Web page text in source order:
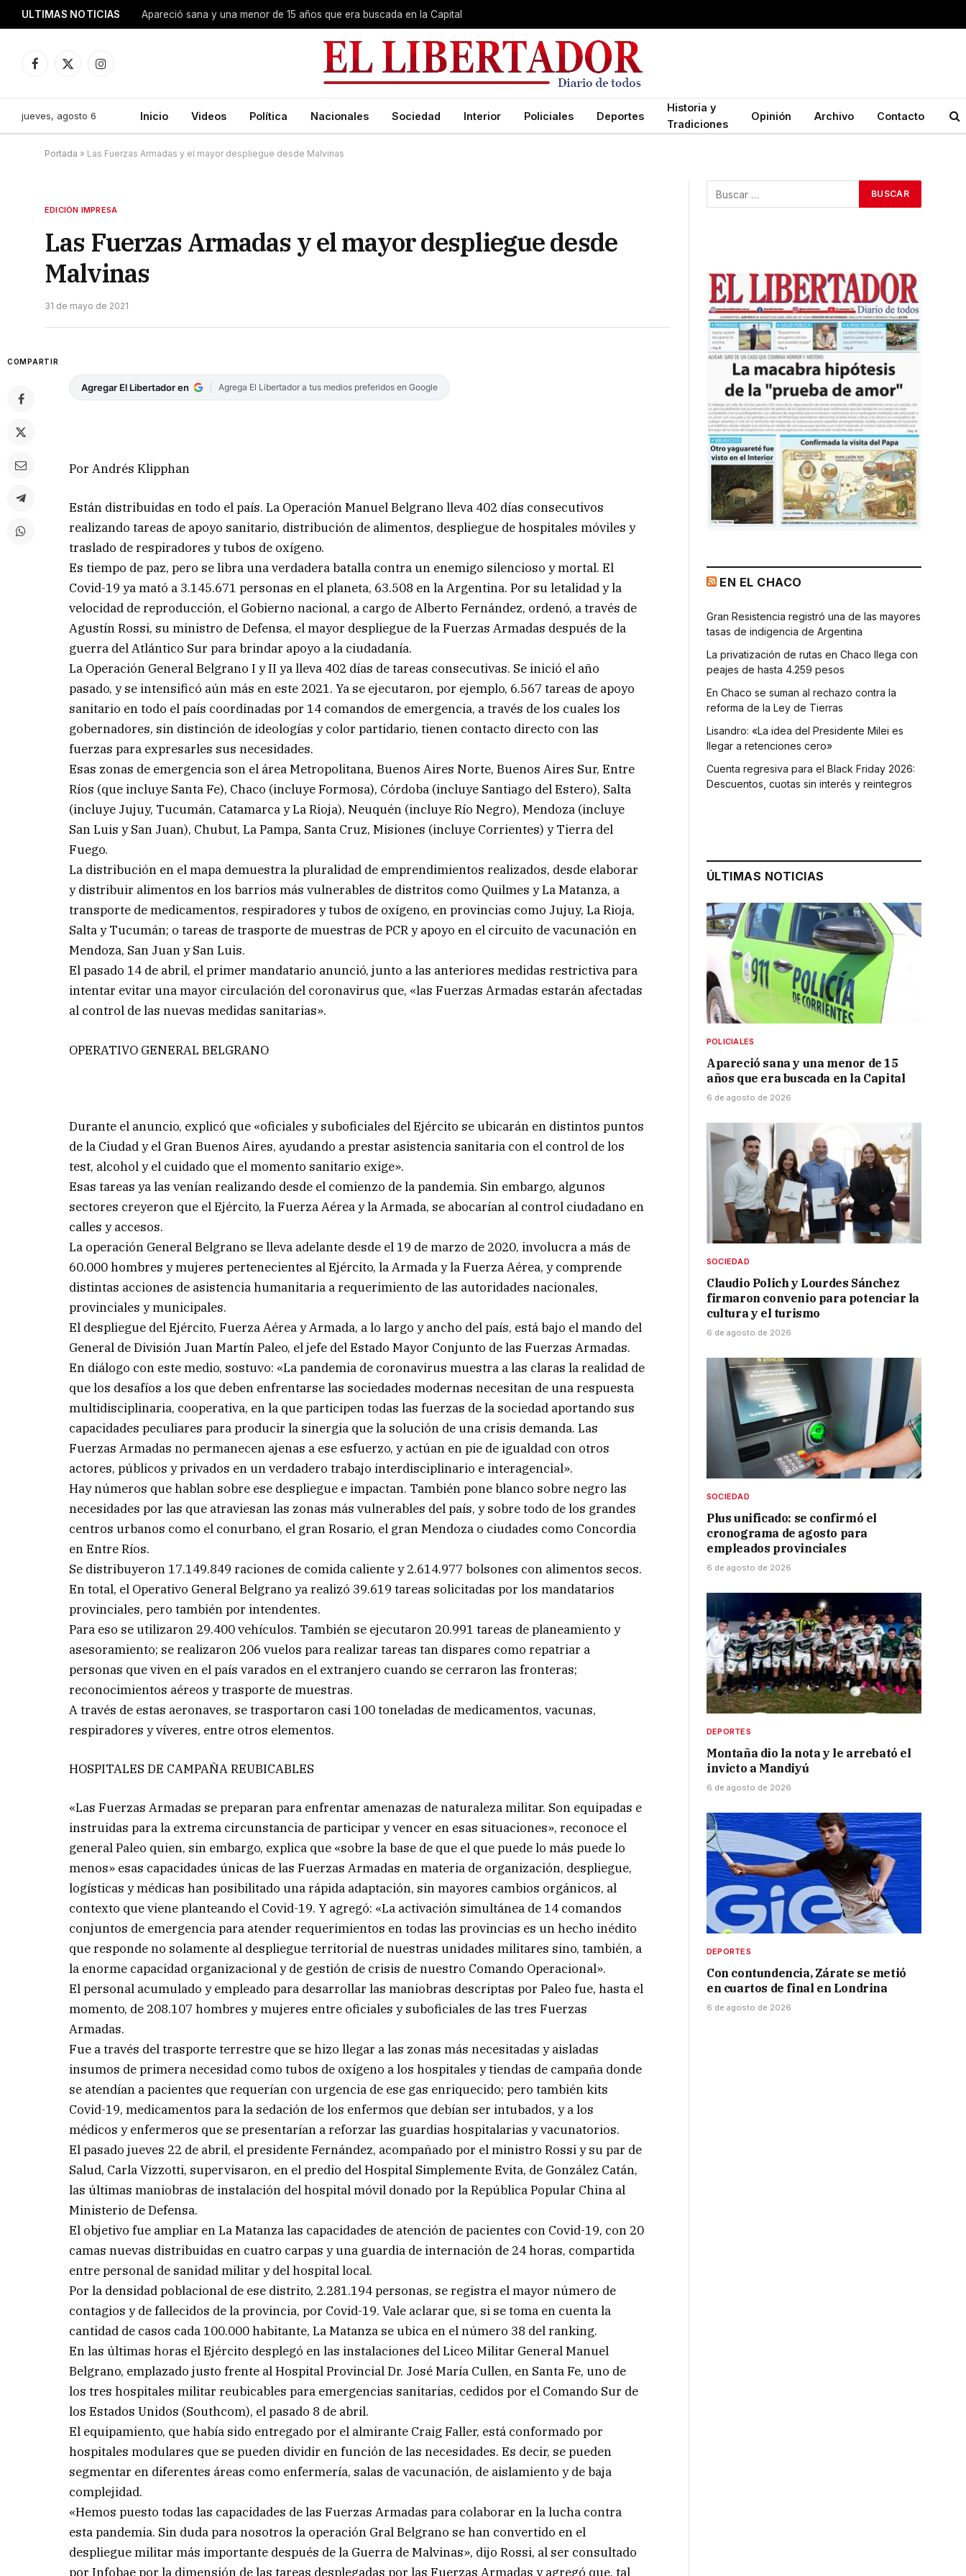
ULTIMAS NOTICIAS Apareció sana y una menor de 15 años que era buscada en la Capital
Facebook
X
Instagram
jueves, agosto 6 Inicio Videos Política Nacionales Sociedad Interior Policiales Deportes
Historia y
Tradiciones
Opinión Archivo Contacto
Portada » Las Fuerzas Armadas y el mayor despliegue desde Malvinas
EDICIÓN IMPRESA
Las Fuerzas Armadas y el mayor despliegue desde
Malvinas
31 de mayo de 2021
COMPARTIR
Agregar El Libertador en Agrega El Libertador a tus medios preferidos en Google
Por Andrés Klipphan
Están distribuidas en todo el país. La Operación Manuel Belgrano lleva 402 días consecutivos
realizando tareas de apoyo sanitario, distribución de alimentos, despliegue de hospitales móviles y
traslado de respiradores y tubos de oxígeno.
Es tiempo de paz, pero se libra una verdadera batalla contra un enemigo silencioso y mortal. El
Covid-19 ya mató a 3.145.671 personas en el planeta, 63.508 en la Argentina. Por su letalidad y la
velocidad de reproducción, el Gobierno nacional, a cargo de Alberto Fernández, ordenó, a través de
Agustín Rossi, su ministro de Defensa, el mayor despliegue de la Fuerzas Armadas después de la
guerra del Atlántico Sur para brindar apoyo a la ciudadanía.
La Operación General Belgrano I y II ya lleva 402 días de tareas consecutivas. Se inició el año
pasado, y se intensificó aún más en este 2021. Ya se ejecutaron, por ejemplo, 6.567 tareas de apoyo
sanitario en todo el país coordinadas por 14 comandos de emergencia, a través de los cuales los
gobernadores, sin distinción de ideologías y color partidario, tienen contacto directo con las
fuerzas para expresarles sus necesidades.
Esas zonas de emergencia son el área Metropolitana, Buenos Aires Norte, Buenos Aires Sur, Entre
Ríos (que incluye Santa Fe), Chaco (incluye Formosa), Córdoba (incluye Santiago del Estero), Salta
(incluye Jujuy, Tucumán, Catamarca y La Rioja), Neuquén (incluye Río Negro), Mendoza (incluye
San Luis y San Juan), Chubut, La Pampa, Santa Cruz, Misiones (incluye Corrientes) y Tierra del
Fuego.
La distribución en el mapa demuestra la pluralidad de emprendimientos realizados, desde elaborar
y distribuir alimentos en los barrios más vulnerables de distritos como Quilmes y La Matanza, a
transporte de medicamentos, respiradores y tubos de oxígeno, en provincias como Jujuy, La Rioja,
Salta y Tucumán; o tareas de trasporte de muestras de PCR y apoyo en el circuito de vacunación en
Mendoza, San Juan y San Luis.
El pasado 14 de abril, el primer mandatario anunció, junto a las anteriores medidas restrictiva para
intentar evitar una mayor circulación del coronavirus que, «las Fuerzas Armadas estarán afectadas
al control de las nuevas medidas sanitarias».
OPERATIVO GENERAL BELGRANO
Durante el anuncio, explicó que «oficiales y suboficiales del Ejército se ubicarán en distintos puntos
de la Ciudad y el Gran Buenos Aires, ayudando a prestar asistencia sanitaria con el control de los
test, alcohol y el cuidado que el momento sanitario exige».
Esas tareas ya las venían realizando desde el comienzo de la pandemia. Sin embargo, algunos
sectores creyeron que el Ejército, la Fuerza Aérea y la Armada, se abocarían al control ciudadano en
calles y accesos.
La operación General Belgrano se lleva adelante desde el 19 de marzo de 2020, involucra a más de
60.000 hombres y mujeres pertenecientes al Ejército, la Armada y la Fuerza Aérea, y comprende
distintas acciones de asistencia humanitaria a requerimiento de las autoridades nacionales,
provinciales y municipales.
El despliegue del Ejército, Fuerza Aérea y Armada, a lo largo y ancho del país, está bajo el mando del
General de División Juan Martín Paleo, el jefe del Estado Mayor Conjunto de las Fuerzas Armadas.
En diálogo con este medio, sostuvo: «La pandemia de coronavirus muestra a las claras la realidad de
que los desafíos a los que deben enfrentarse las sociedades modernas necesitan de una respuesta
multidisciplinaria, cooperativa, en la que participen todas las fuerzas de la sociedad aportando sus
capacidades peculiares para producir la sinergia que la solución de una crisis demanda. Las
Fuerzas Armadas no permanecen ajenas a ese esfuerzo, y actúan en pie de igualdad con otros
actores, públicos y privados en un verdadero trabajo interdisciplinario e interagencial».
Hay números que hablan sobre ese despliegue e impactan. También pone blanco sobre negro las
necesidades por las que atraviesan las zonas más vulnerables del país, y sobre todo de los grandes
centros urbanos como el conurbano, el gran Rosario, el gran Mendoza o ciudades como Concordia
en Entre Ríos.
Se distribuyeron 17.149.849 raciones de comida caliente y 2.614.977 bolsones con alimentos secos.
En total, el Operativo General Belgrano ya realizó 39.619 tareas solicitadas por los mandatarios
provinciales, pero también por intendentes.
Para eso se utilizaron 29.400 vehículos. También se ejecutaron 20.991 tareas de planeamiento y
asesoramiento; se realizaron 206 vuelos para realizar tareas tan dispares como repatriar a
personas que viven en el país varados en el extranjero cuando se cerraron las fronteras;
reconocimientos aéreos y trasporte de muestras.
A través de estas aeronaves, se trasportaron casi 100 toneladas de medicamentos, vacunas,
respiradores y víveres, entre otros elementos.
HOSPITALES DE CAMPAÑA REUBICABLES
«Las Fuerzas Armadas se preparan para enfrentar amenazas de naturaleza militar. Son equipadas e
instruidas para la extrema circunstancia de participar y vencer en esas situaciones», reconoce el
general Paleo quien, sin embargo, explica que «sobre la base de que el que puede lo más puede lo
menos» esas capacidades únicas de las Fuerzas Armadas en materia de organización, despliegue,
logísticas y médicas han posibilitado una rápida adaptación, sin mayores cambios orgánicos, al
contexto que viene planteando el Covid-19. Y agregó: «La activación simultánea de 14 comandos
conjuntos de emergencia para atender requerimientos en todas las provincias es un hecho inédito
que responde no solamente al despliegue territorial de nuestras unidades militares sino, también, a
la enorme capacidad organizacional y de gestión de crisis de nuestro Comando Operacional».
El personal acumulado y empleado para desarrollar las maniobras descriptas por Paleo fue, hasta el
momento, de 208.107 hombres y mujeres entre oficiales y suboficiales de las tres Fuerzas
Armadas.
Fue a través del trasporte terrestre que se hizo llegar a las zonas más necesitadas y aisladas
insumos de primera necesidad como tubos de oxígeno a los hospitales y tiendas de campaña donde
se atendían a pacientes que requerían con urgencia de ese gas enriquecido; pero también kits
Covid-19, medicamentos para la sedación de los enfermos que debían ser intubados, y a los
médicos y enfermeros que se presentarían a reforzar las guardias hospitalarias y vacunatorios.
El pasado jueves 22 de abril, el presidente Fernández, acompañado por el ministro Rossi y su par de
Salud, Carla Vizzotti, supervisaron, en el predio del Hospital Simplemente Evita, de González Catán,
las últimas maniobras de instalación del hospital móvil donado por la República Popular China al
Ministerio de Defensa.
El objetivo fue ampliar en La Matanza las capacidades de atención de pacientes con Covid-19, con 20
camas nuevas distribuidas en cuatro carpas y una guardia de internación de 24 horas, compartida
entre personal de sanidad militar y del hospital local.
Por la densidad poblacional de ese distrito, 2.281.194 personas, se registra el mayor número de
contagios y de fallecidos de la provincia, por Covid-19. Vale aclarar que, si se toma en cuenta la
cantidad de casos cada 100.000 habitante, La Matanza se ubica en el número 38 del ranking.
En las últimas horas el Ejército desplegó en las instalaciones del Liceo Militar General Manuel
Belgrano, emplazado justo frente al Hospital Provincial Dr. José María Cullen, en Santa Fe, uno de
los tres hospitales militar reubicables para emergencias sanitarias, cedidos por el Comando Sur de
los Estados Unidos (Southcom), el pasado 8 de abril.
El equipamiento, que había sido entregado por el almirante Craig Faller, está conformado por
hospitales modulares que se pueden dividir en función de las necesidades. Es decir, se pueden
segmentar en diferentes áreas como enfermería, salas de vacunación, de aislamiento y de baja
complejidad.
«Hemos puesto todas las capacidades de las Fuerzas Armadas para colaborar en la lucha contra
esta pandemia. Sin duda para nosotros la operación Gral Belgrano se han convertido en el
despliegue militar más importante después de la Guerra de Malvinas», dijo Rossi, al ser consultado
por Infobae por la dimensión de las tareas desplegadas por las Fuerzas Armadas y agregó que, tal
EN EL CHACO
Gran Resistencia registró una de las mayores
tasas de indigencia de Argentina
La privatización de rutas en Chaco llega con
peajes de hasta 4.259 pesos
En Chaco se suman al rechazo contra la
reforma de la Ley de Tierras
Lisandro: «La idea del Presidente Milei es
llegar a retenciones cero»
Cuenta regresiva para el Black Friday 2026:
Descuentos, cuotas sin interés y reintegros
ÚLTIMAS NOTICIAS
POLICIALES
Apareció sana y una menor de 15
años que era buscada en la Capital
6 de agosto de 2026
SOCIEDAD
Claudio Polich y Lourdes Sánchez
firmaron convenio para potenciar la
cultura y el turismo
6 de agosto de 2026
SOCIEDAD
Plus unificado: se confirmó el
cronograma de agosto para
empleados provinciales
6 de agosto de 2026
DEPORTES
Montaña dio la nota y le arrebató el
invicto a Mandiyú
6 de agosto de 2026
DEPORTES
Con contundencia, Zárate se metió
en cuartos de final en Londrina
6 de agosto de 2026